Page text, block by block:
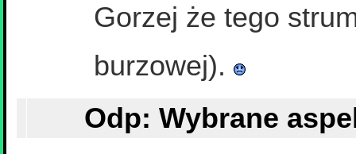
Gorzej że tego
burzowej).